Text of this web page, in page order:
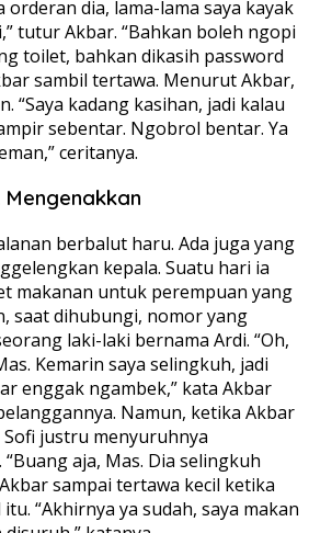
dia, lama-lama saya kayak
tutur Akbar. “Bahkan boleh ngopi
toilet, bahkan dikasih password
sambil tertawa. Menurut Akbar,
“Saya kadang kasihan, jadi kalau
sebentar. Ngobrol bentar. Ya
ceritanya.
berbalut haru. Ada juga yang
kepala. Suatu hari ia
makanan untuk perempuan yang
saat dihubungi, nomor yang
laki-laki bernama Ardi. “Oh,
Kemarin saya selingkuh, jadi
enggak ngambek,” kata Akbar
Namun, ketika Akbar
justru menyuruhnya
aja, Mas. Dia selingkuh
sampai tertawa kecil ketika
“Akhirnya ya sudah, saya makan